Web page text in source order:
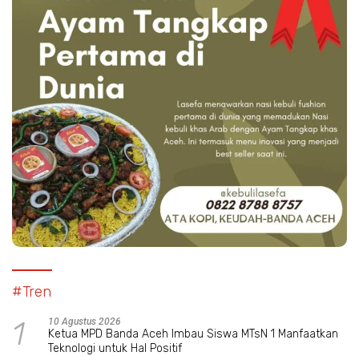
#Tren
1 10 Agustus 2026
Ketua MPD Banda Aceh Imbau Siswa MTsN 1 Manfaatkan
Teknologi untuk Hal Positif